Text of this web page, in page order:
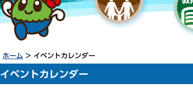
ホーム > イベントカレンダー
イベントカレンダー